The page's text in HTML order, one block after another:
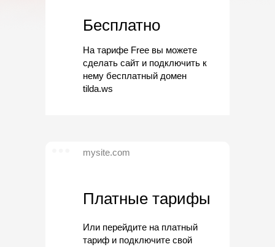
mysite.com
Бесплатно
Платные тарифы
На тарифе Free вы можете
сделать сайт и подключить к
нему бесплатный домен
tilda.ws
Или перейдите на платный
тариф и подключите свой